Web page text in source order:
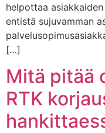
helpottaa
entistä sujuvamman
[…]
Mitä pitää
RTK